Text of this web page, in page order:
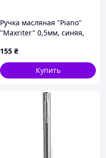
Ручка масляная "Piano"
"Maxriter" 0,5мм, синяя,
155 ₴
Купить